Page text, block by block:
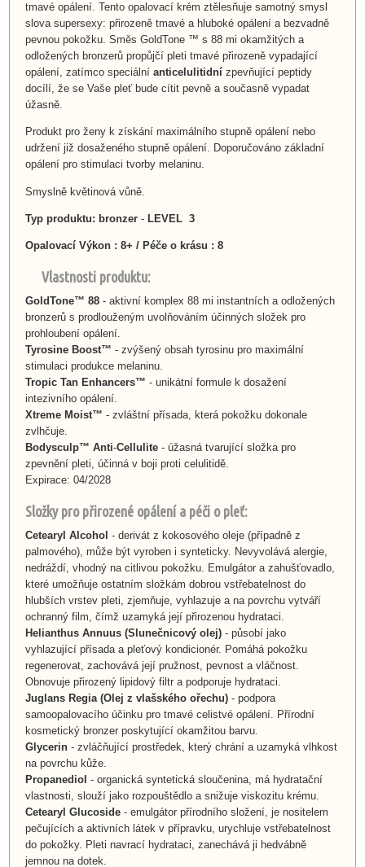
tmavé opálení. Tento opalovací krém ztělesňuje samotný smysl
slova supersexy: přirozeně tmavé a hluboké opálení a bezvadně
pevnou pokožku. Směs GoldTone ™ s 88 mi okamžitých a
odložených bronzerů propůjčí pleti tmavé přirozeně vypadající
opálení, zatímco speciální anticelulitidnízpevňující peptidy
docílí, že se Vaše pleť bude cítit pevně a současně vypadat
úžasně.
Produkt pro ženy k získání maximálního stupně opálení nebo
udržení již dosaženého stupně opálení. Doporučováno základní
opálení pro stimulaci tvorby melaninu.
Smyslně květinová vůně.
Typ produktu: bronzer -LEVEL 3
Opalovací Výkon : 8+ / Péče o krásu : 8
Vlastnosti produktu:
GoldTone™ 88 - aktivní komplex 88 mi instantních a odložených
bronzerů s prodlouženým uvolňováním účinných složek pro
prohloubení opálení.
Tyrosine Boost™ - zvýšený obsah tyrosinu pro maximální
stimulaci produkce melaninu.
Tropic Tan Enhancers™ - unikátní formule k dosažení
intezivního opálení.
Xtreme Moist™ - zvláštní přísada, která pokožku dokonale
zvlhčuje.
Bodysculp™ Anti-Cellulite - úžasná tvarující složka pro
zpevnění pleti, účinná v boji proti celulitidě.
Expirace: 04/2028
Složky pro přirozené opálení a péči o pleť:
Cetearyl Alcohol - derivát z kokosového oleje (případně z
palmového), může být vyroben i synteticky. Nevyvolává alergie,
nedráždí, vhodný na citlivou pokožku. Emulgátor a zahušťovadlo,
které umožňuje ostatním složkám dobrou vstřebatelnost do
hlubších vrstev pleti, zjemňuje, vyhlazuje a na povrchu vytváří
ochranný film, čímž uzamyká její přirozenou hydrataci.
Helianthus Annuus(Slunečnicový olej)- působí jako
vyhlazující přísada a pleťový kondicionér. Pomáhá pokožku
regenerovat, zachovává její pružnost, pevnost a vláčnost.
Obnovuje přirozený lipidový filtr a podporuje hydrataci.
Juglans Regia(Olej z vlašského ořechu) - podpora
samoopalovacího účinku pro tmavé celistvé opálení. Přírodní
kosmetický bronzer poskytující okamžitou barvu.
Glycerin- zvláčňující prostředek, který chrání a uzamyká vlhkost
na povrchu kůže.
Propanediol - organická syntetická sloučenina, má hydratační
vlastnosti, slouží jako rozpouštědlo a snižuje viskozitu krému.
Cetearyl Glucoside - emulgátor přírodního složení, je nositelem
pečujících a aktivních látek v přípravku, urychluje vstřebatelnost
do pokožky. Pleti navrací hydrataci, zanechává ji hedvábně
jemnou na dotek.